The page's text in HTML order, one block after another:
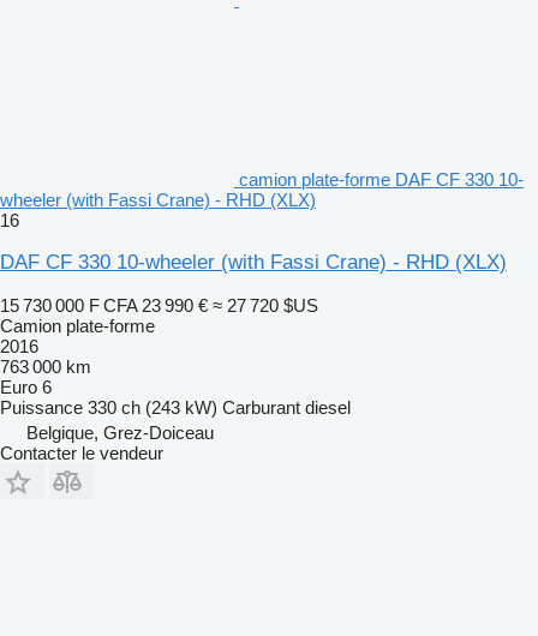
camion plate-forme DAF CF 330 10-
wheeler (with Fassi Crane) - RHD (XLX)
16
DAF CF 330 10-wheeler (with Fassi Crane) - RHD (XLX)
15 730 000 F CFA 23 990 € ≈ 27 720 $US
Camion plate-forme
2016
763 000 km
Euro 6
Puissance 330 ch (243 kW) Carburant diesel
Belgique, Grez-Doiceau
Contacter le vendeur